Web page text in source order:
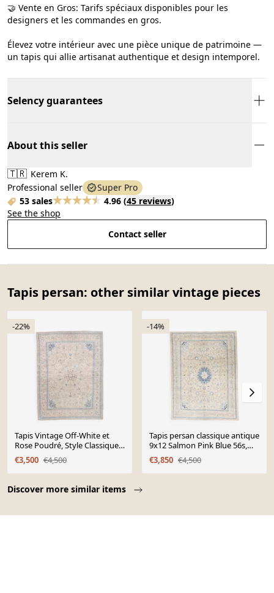
🤝 Vente en Gros: Tarifs spéciaux disponibles pour les
designers et les commandes en gros.
Élevez votre intérieur avec une pièce unique de patrimoine —
un tapis qui allie artisanat authentique et design intemporel.
Selency guarantees
About this seller
🇹🇷 Kerem K.
Professional seller
Super Pro
53 sales
4.96 (45 reviews)
See the shop
Contact seller
Tapis persan: other similar vintage pieces
Discover more similar items
-22%
Tapis Vintage Off-White et
Rose Poudré, Style Classique,
292x399 Cm
€3,500 €4,500
-14%
Tapis persan classique antique
9x12 Salmon Pink Blue 56s,
289x376 cm
€3,850 €4,500